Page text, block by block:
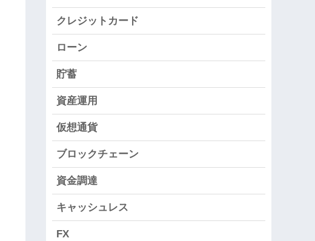
クレジットカード
ローン
貯蓄
資産運用
仮想通貨
ブロックチェーン
資金調達
キャッシュレス
FX